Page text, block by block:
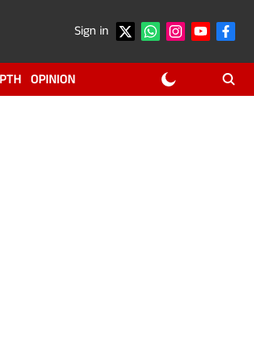
Sign in
OPINION